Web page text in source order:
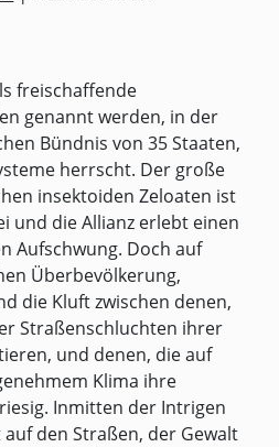
freischaffende
genannt werden, in der
Bündnis von 35 Staaten,
herrscht. Der große
insektoiden Zeloaten ist
und die Allianz erlebt einen
Aufschwung. Doch auf
Überbevölkerung,
die Kluft zwischen denen,
Straßenschluchten ihrer
und denen, die auf
Klima ihre
Inmitten der Intrigen
den Straßen, der Gewalt